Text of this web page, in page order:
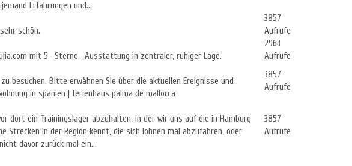
Erfahrungen und...
schön.
3857
Aufrufe
mit 5- Sterne- Ausstattung in zentraler, ruhiger Lage.
2963
Aufrufe
besuchen. Bitte erwähnen Sie über die aktuellen Ereignisse und
in spanien | ferienhaus palma de mallorca
3857
Aufrufe
dort ein Trainingslager abzuhalten, in der wir uns auf die in Hamburg
in der Region kennt, die sich lohnen mal abzufahren, oder
davor zurück mal ein...
3857
Aufrufe